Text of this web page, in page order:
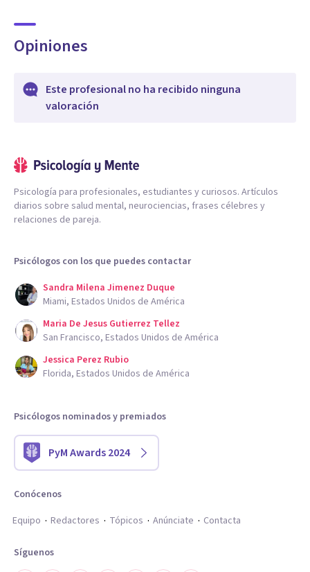
Opiniones
Este profesional no ha recibido ninguna
valoración
Psicología para profesionales, estudiantes y curiosos. Artículos
diarios sobre salud mental, neurociencias, frases célebres y
relaciones de pareja.
Psicólogos con los que puedes contactar
Sandra Milena Jimenez Duque
Miami, Estados Unidos de América
Maria De Jesus Gutierrez Tellez
San Francisco, Estados Unidos de América
Jessica Perez Rubio
Florida, Estados Unidos de América
Psicólogos nominados y premiados
PyM Awards 2024
Conócenos
Equipo
Redactores Tópicos Anúnciate Contacta
Síguenos